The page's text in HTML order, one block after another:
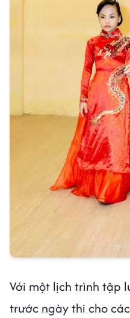
Với một lịch trình tập
trước ngày thi cho